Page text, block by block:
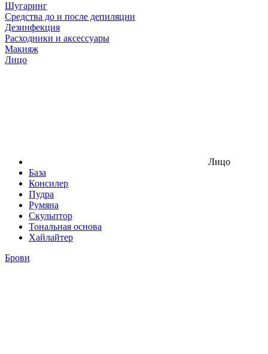
Шугаринг
Средства до и после депиляции
Дезинфекция
Расходники и аксессуары
Макияж
Лицо
Лицо
База
Консилер
Пудра
Румяна
Скульптор
Тональная основа
Хайлайтер
Брови